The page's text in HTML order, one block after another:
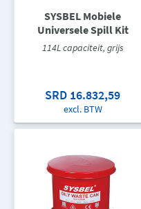
SYSBEL Mobiele
Universele Spill Kit
114L capaciteit, grijs
SRD 16.832,59
excl. BTW